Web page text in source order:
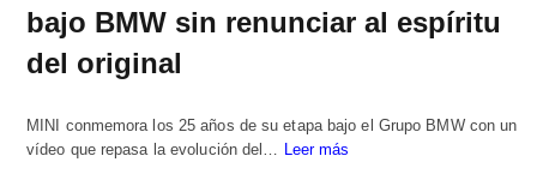
bajo BMW sin renunciar al espíritu
del original
MINI conmemora los 25 años de su etapa bajo el Grupo BMW con un
vídeo que repasa la evolución del… Leer más